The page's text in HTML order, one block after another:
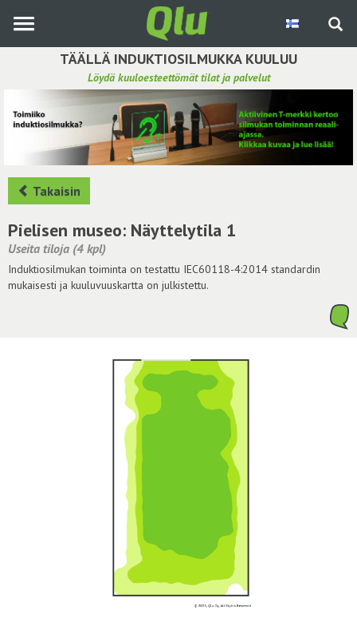
pääsisältöön
TÄÄLLÄ INDUKTIOSILMUKKA KUULUU
Löydä kuuloesteettömät tilat ja palvelut
Etsi induktiosilmukka
Tee ehdotus ja vaikuta kuulemiskokemukseen
Hae ehdotuksia
Käyttöohje
Yhteydenottopyyntö
Kirjaudu sisään
Takaisin
Pielisen museo: Näyttelytila 1
Useita tiloja (4 kpl)
Induktiosilmukan toiminta on testattu IEC60118-4:2014 standardin
mukaisesti ja kuuluvuuskartta on julkistettu.